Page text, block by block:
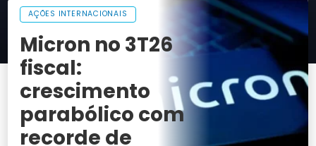
AÇÕES INTERNACIONAIS
Micron no 3T26
fiscal:
crescimento
parabólico com
recorde de